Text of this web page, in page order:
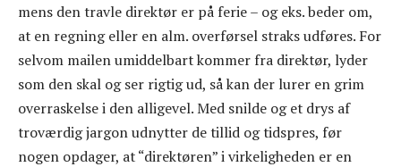
mens den travle direktør er på ferie – og eks. beder om,
at en regning eller en alm. overførsel straks udføres. For
selvom mailen umiddelbart kommer fra direktør, lyder
som den skal og ser rigtig ud, så kan der lurer en grim
overraskelse i den alligevel. Med snilde og et drys af
troværdig jargon udnytter de tillid og tidspres, før
nogen opdager, at “direktøren” i virkeligheden er en